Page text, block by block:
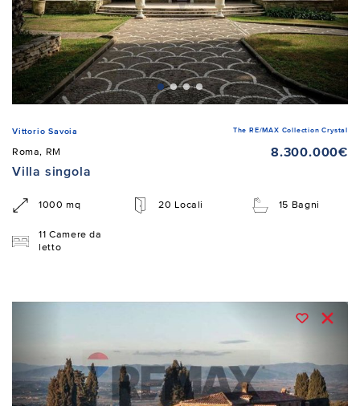
Vittorio Savoia The RE/MAX Collection Crystal
Roma, RM
8.300.000€
Villa singola
1000 mq 20 Locali 15 Bagni
11 Camere da
letto